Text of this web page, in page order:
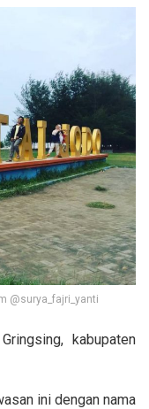
@surya_fajri_yanti
kabupaten
ini dengan nama